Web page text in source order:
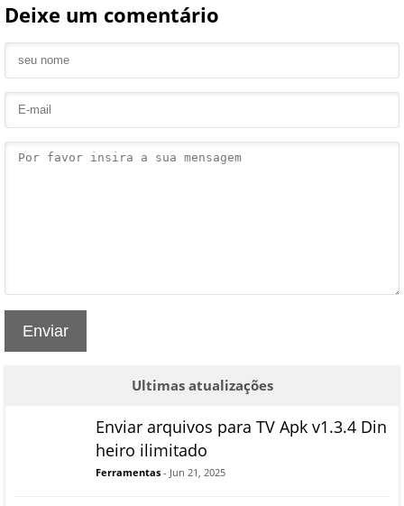
Deixe um comentário
Enviar
Ultimas atualizações
Enviar arquivos para TV Apk v1.3.4 Din
heiro ilimitado
Ferramentas - Jun 21, 2025